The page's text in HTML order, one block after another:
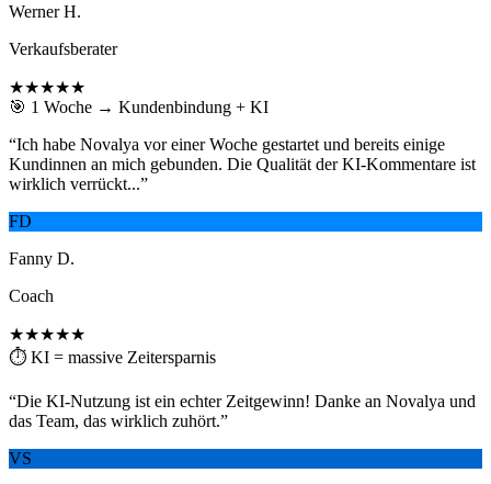
Werner H.
Verkaufsberater
★★★★★
🎯 1 Woche → Kundenbindung + KI
“Ich habe Novalya vor einer Woche gestartet und bereits einige
Kundinnen an mich gebunden. Die Qualität der KI-Kommentare ist
wirklich verrückt...”
FD
Fanny D.
Coach
★★★★★
⏱ KI = massive Zeitersparnis
“Die KI-Nutzung ist ein echter Zeitgewinn! Danke an Novalya und
das Team, das wirklich zuhört.”
VS